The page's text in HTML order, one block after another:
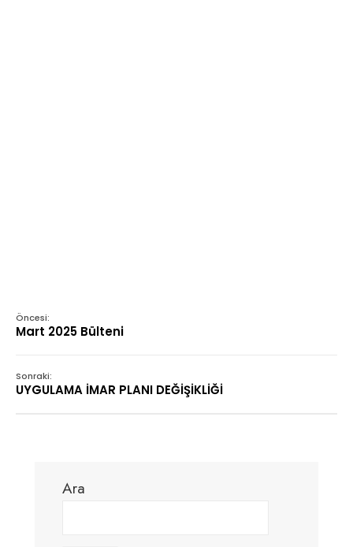
Öncesi:
Mart 2025 Bülteni
Sonraki:
UYGULAMA İMAR PLANI DEĞİŞİKLİĞİ
Ara